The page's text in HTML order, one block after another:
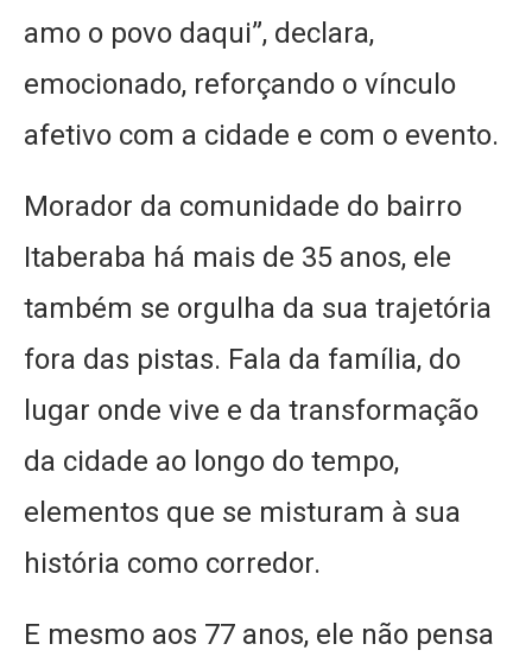
amo o povo daqui”, declara,
emocionado, reforçando o vínculo
afetivo com a cidade e com o evento.
Morador da comunidade do bairro
Itaberaba há mais de 35 anos, ele
também se orgulha da sua trajetória
fora das pistas. Fala da família, do
lugar onde vive e da transformação
da cidade ao longo do tempo,
elementos que se misturam à sua
história como corredor.
E mesmo aos 77 anos, ele não pensa